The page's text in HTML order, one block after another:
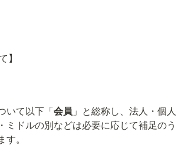
】
いて以下「 会員 」と総称し、法人・個人
ミドルの別などは必要に応じて補足のう
す。